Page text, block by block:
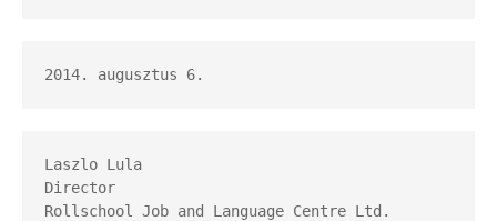
2014. augusztus 6.
Laszlo Lula
Director
Rollschool Job and Language Centre Ltd.